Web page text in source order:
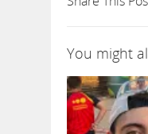
You might